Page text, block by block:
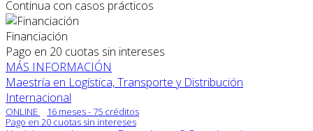
Continua con casos prácticos
Financiación
Pago en 20 cuotas sin intereses
MÁS INFORMACIÓN
Maestría en Logística, Transporte y Distribución
Internacional
ONLINE
16 meses - 75 créditos
Pago en 20 cuotas sin intereses